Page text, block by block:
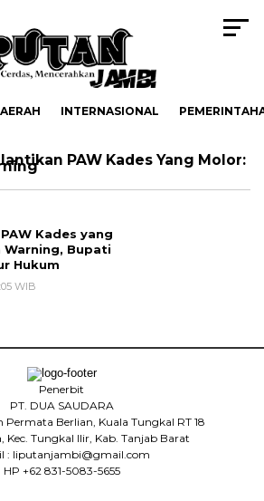
INTERNASIONAL
PAW Kades Yang Molor:
Kades yang
Warning, Bupati
Hukum
WIB
Penerbit
PT. DUA SAUDARA
Berlian, Kuala Tungkal RT 18
Kec. Tungkal Ilir, Kab. Tanjab Barat
: liputanjambi@gmail.com
HP +62 831-5083-5655